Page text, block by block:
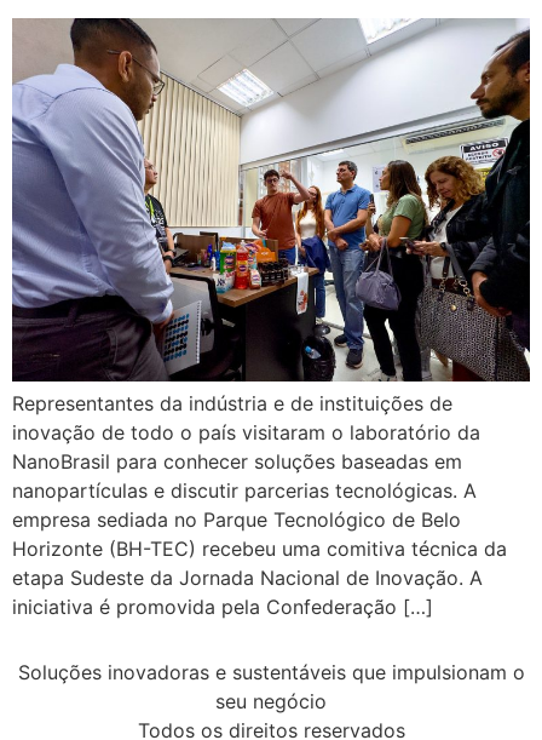
Representantes da indústria e de instituições de
inovação de todo o país visitaram o laboratório da
NanoBrasil para conhecer soluções baseadas em
nanopartículas e discutir parcerias tecnológicas. A
empresa sediada no Parque Tecnológico de Belo
Horizonte (BH-TEC) recebeu uma comitiva técnica da
etapa Sudeste da Jornada Nacional de Inovação. A
iniciativa é promovida pela Confederação […]
Soluções inovadoras e sustentáveis que impulsionam o
seu negócio
Todos os direitos reservados